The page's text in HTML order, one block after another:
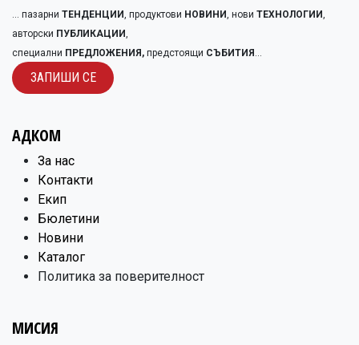
... пазарни ТЕНДЕНЦИИ, продуктови НОВИНИ, нови ТЕХНОЛОГИИ,
авторски ПУБЛИКАЦИИ,
специални ПРЕДЛОЖЕНИЯ, предстоящи СЪБИТИЯ ...
ЗАПИШИ С​​Е
АДКОМ
​За нас
Контакти
Екип
Бюлетини
Новини
Каталог
Политика за поверителност
МИСИЯ